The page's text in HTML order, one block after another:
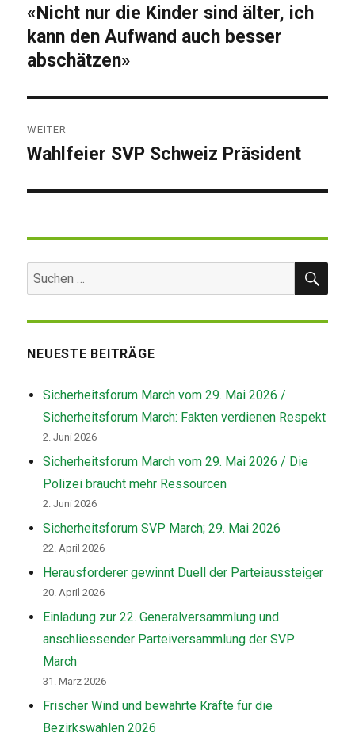
Vorheriger
Beitrag:
«Nicht nur die Kinder sind älter, ich
kann den Aufwand auch besser
abschätzen»
WEITER
Nächster
Wahlfeier SVP Schweiz Präsident
Suchen
nach:
NEUESTE BEITRÄGE
Sicherheitsforum March vom 29. Mai 2026 /
Sicherheitsforum March: Fakten verdienen Respekt
2. Juni 2026
Sicherheitsforum March vom 29. Mai 2026 / Die
Polizei braucht mehr Ressourcen
2. Juni 2026
Sicherheitsforum SVP March; 29. Mai 2026
22. April 2026
Herausforderer gewinnt Duell der Parteiaussteiger
20. April 2026
Einladung zur 22. Generalversammlung und
anschliessender Parteiversammlung der SVP
March
31. März 2026
Frischer Wind und bewährte Kräfte für die
Bezirkswahlen 2026